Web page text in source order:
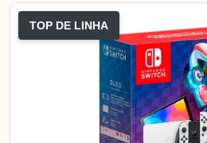
TOP DE LINHA